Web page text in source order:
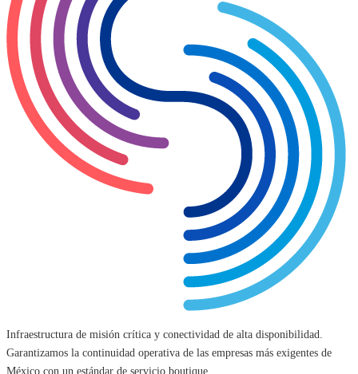
Infraestructura de misión crítica y conectividad de alta disponibilidad.
Garantizamos la continuidad operativa de las empresas más exigentes de
México con un estándar de servicio boutique.